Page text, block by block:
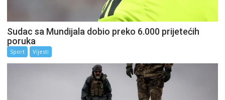
Sudac sa Mundijala dobio preko 6.000 prijetećih
poruka
Sport Vijesti